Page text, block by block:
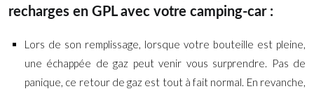
recharges en GPL avec votre camping-car :
Lors de son remplissage, lorsque votre bouteille est pleine,
une échappée de gaz peut venir vous surprendre. Pas de
panique, ce retour de gaz est tout à fait normal. En revanche,